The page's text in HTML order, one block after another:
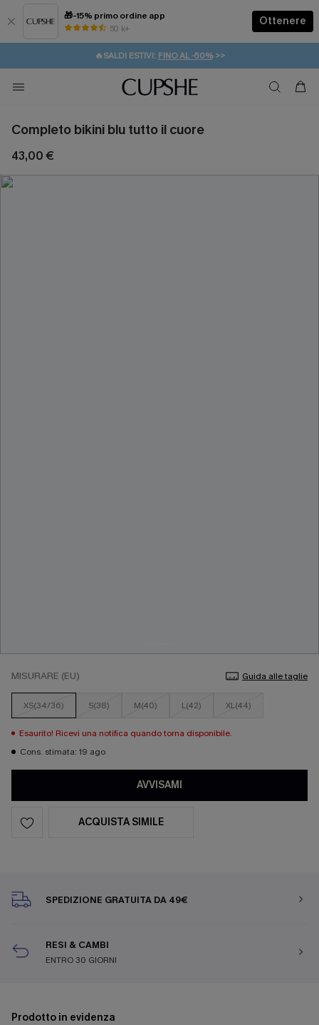
🎁-15% primo ordine app
50 k+
Ottenere
⚡️-15% SUGLI ESSENZIALI DA VACANZA | ACQUISTA
🔥SALDI ESTIVI: FINO AL -50%>>
🚚SPEDIZIONE GRATUITA DA 49€
💌REGALO PER I NUOVI: 20% DI SCONTO*
Completo bikini blu tutto il cuore
43,00 €
MISURARE (EU) Guida alle taglie
XS(34/36) S(38) M(40) L(42) XL(44)
Esaurito! Ricevi una notifica quando torna disponibile.
Cons. stimata: 19 ago
AVVISAMI
ACQUISTA SIMILE
SPEDIZIONE GRATUITA DA 49€
RESI & CAMBI
ENTRO 30 GIORNI
Prodotto in evidenza